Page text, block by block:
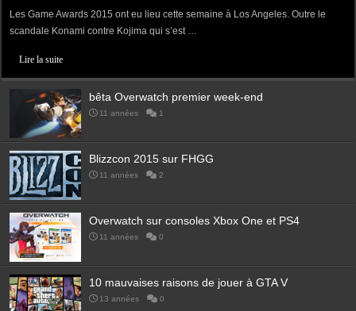
Les Game Awards 2015 ont eu lieu cette semaine à Los Angeles. Outre le
scandale Konami contre Kojima qui s’est …
Lire la suite
bêta Overwatch premier week-end
11 années 1
Blizzcon 2015 sur FHGG
11 années 2
Overwatch sur consoles Xbox One et PS4
11 années 0
10 mauvaises raisons de jouer à GTA V
13 années 0